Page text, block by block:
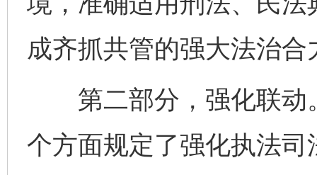
成齐抓共管的强大法治合
第二部分，强化联动
个方面规定了强化执法